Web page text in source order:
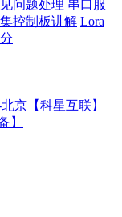
问题处理 串口服
控制板讲解 Lora
京【科星互联】
】